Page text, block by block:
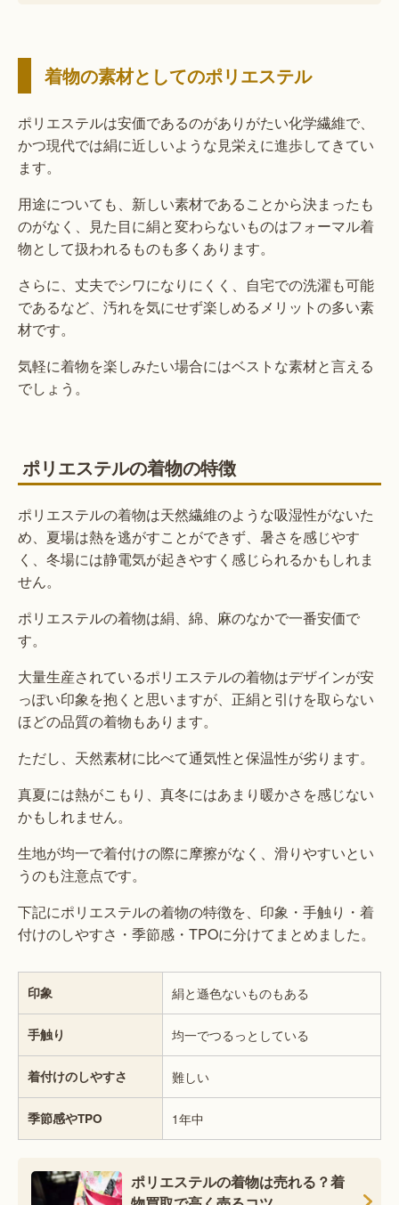
着物の素材としてのポリエステル
ポリエステルは安価であるのがありがたい化学繊維で、
かつ現代では絹に近しいような見栄えに進歩してきてい
ます。
用途についても、新しい素材であることから決まったも
のがなく、見た目に絹と変わらないものはフォーマル着
物として扱われるものも多くあります。
さらに、丈夫でシワになりにくく、自宅での洗濯も可能
であるなど、汚れを気にせず楽しめるメリットの多い素
材です。
気軽に着物を楽しみたい場合にはベストな素材と言える
でしょう。
ポリエステルの着物の特徴
ポリエステルの着物は天然繊維のような吸湿性がないた
め、夏場は熱を逃がすことができず、暑さを感じやす
く、冬場には静電気が起きやすく感じられるかもしれま
せん。
ポリエステルの着物は絹、綿、麻のなかで一番安価で
す。
大量生産されているポリエステルの着物はデザインが安
っぽい印象を抱くと思いますが、正絹と引けを取らない
ほどの品質の着物もあります。
ただし、天然素材に比べて通気性と保温性が劣ります。
真夏には熱がこもり、真冬にはあまり暖かさを感じない
かもしれません。
生地が均一で着付けの際に摩擦がなく、滑りやすいとい
うのも注意点です。
下記にポリエステルの着物の特徴を、印象・手触り・着
付けのしやすさ・季節感・TPOに分けてまとめました。
印象 絹と遜色ないものもある
手触り 均一でつるっとしている
着付けのしやすさ 難しい
季節感やTPO 1年中
ポリエステルの着物は売れる？着